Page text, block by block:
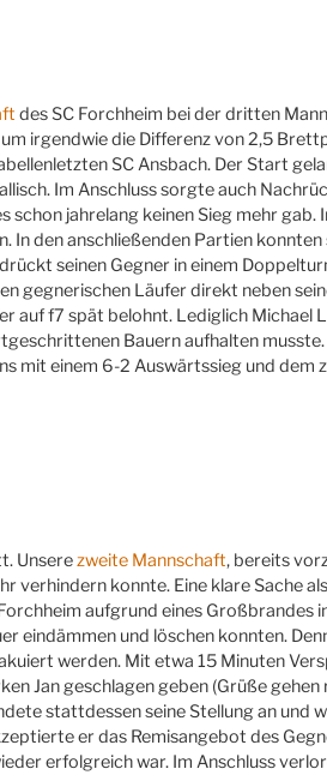
des SC Forchheim bei der dritten
irgendwie die Differenz von 2,5
SC Ansbach. Der Start
Im Anschluss sorgte auch
schon jahrelang keinen Sieg mehr
In den anschließenden Partien
seinen Gegner in einem
gegnerischen Läufer direkt neben
auf f7 spät belohnt. Lediglich Michael
Bauern aufhalten
mit einem 6-2 Auswärtssieg und
Unserezweite Mannschaft, bereits
verhindern konnte. Eine klare Sache
aufgrund eines Großbrandes
eindämmen und löschen konnten.
werden. Mit etwa 15 Minuten
Jan geschlagen geben (Grüße
stattdessen seine Stellung an und
er das Remisangebot des
erfolgreich war. Im Anschluss